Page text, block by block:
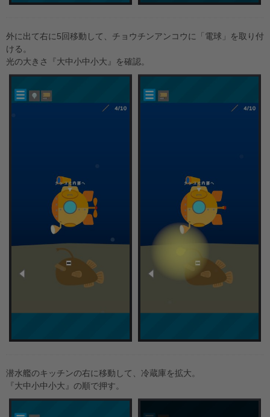
外に出て右に5回移動して、チョウチンアンコウに「電球」を取り付
ける。
光の大きさ『大中小中小大』を確認。
潜水艦のキッチンの右に移動して、冷蔵庫を拡大。
『大中小中小大』の順で押す。